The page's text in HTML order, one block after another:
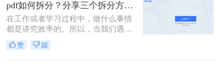
子书、一份合并的财务报表，或是一
次会议的所有记录。此时，如何从中
精准、快速地提取出我们需要的部
分，就成了一个亟待解决的问
题。“拆分PDF”这项技能，因此变得
pdf如何拆分？分享三个拆分方法！
在工作或者学习过程中，做什么事情
都是讲究效率的。所以，当我们遇到
内容又多篇幅又长的PDF文件时，根
本来不及花太多时间去仔细阅读，这
赞 踩